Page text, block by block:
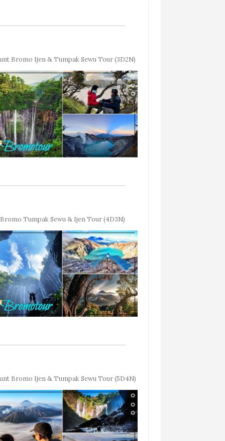
Bromo Ijen & Tumpak Sewu Tour (3D2N)
Bromo Tumpak Sewu & Ijen Tour (4D3N)
Bromo Ijen & Tumpak Sewu Tour (5D4N)